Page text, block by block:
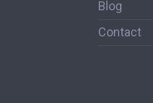
Blog
Contact